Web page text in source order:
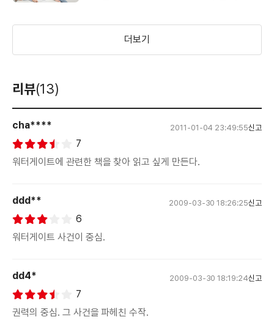
더보기
리뷰(13)
cha**** 2011-01-04 23:49:55신고
7
워터게이트에 관련한 책을 찾아 읽고 싶게 만든다.
ddd** 2009-03-30 18:26:25신고
6
워터게이트 사건이 중심.
dd4* 2009-03-30 18:19:24신고
7
권력의 중심. 그 사건을 파헤친 수작.